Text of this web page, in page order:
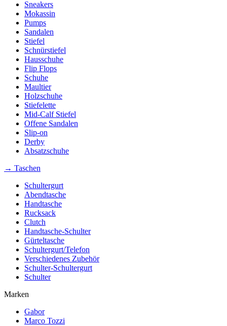
Sneakers
Mokassin
Pumps
Sandalen
Stiefel
Schnürstiefel
Hausschuhe
Flip Flops
Schuhe
Maultier
Holzschuhe
Stiefelette
Mid-Calf Stiefel
Offene Sandalen
Slip-on
Derby
Absatzschuhe
→ Taschen
Schultergurt
Abendtasche
Handtasche
Rucksack
Clutch
Handtasche-Schulter
Gürteltasche
Schultergurt/Telefon
Verschiedenes Zubehör
Schulter-Schultergurt
Schulter
Marken
Gabor
Marco Tozzi